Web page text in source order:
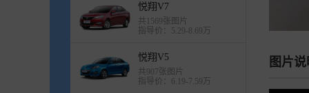
悦翔V7
共1569张图片
指导价：5.29-8.69万
悦翔V5
共907张图片
指导价：6.19-7.59万
图片